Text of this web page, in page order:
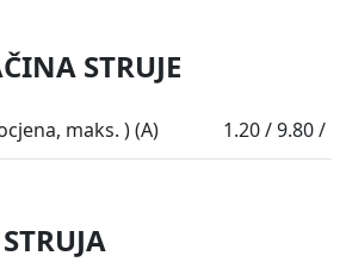
STRUJE
maks. ) (A) 1.20 / 9.80 /